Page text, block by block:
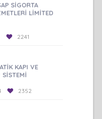
SİGORTA
LİMİTED
2241
KAPI VE
SİSTEMİ
2352